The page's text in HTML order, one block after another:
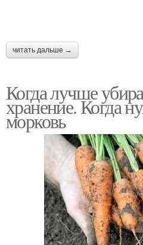
читать дальше →
Когда лучше
хранение. Когда
морковь